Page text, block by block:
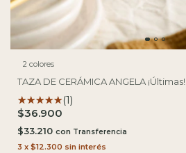
2 colores
TAZA DE CERÁMICA ANGELA ¡Últimas!
(1)
$36.900
$33.210 con
3 x $12.300 sin interés